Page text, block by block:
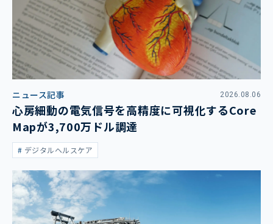
ニュース記事 2026.08.06
心房細動の電気信号を高精度に可視化するCore
Mapが3,700万ドル調達
デジタルヘルスケア